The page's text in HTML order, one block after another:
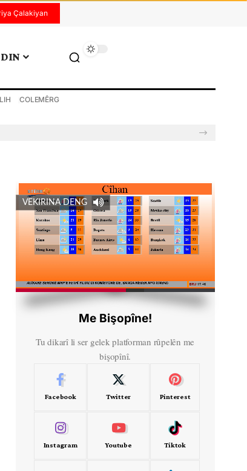
Çalakiyan
COLEMÊRG
VEKIRINA DENG
Me Bişopîne!
Tu dikarî li ser gelek platforman rûpelên me
bişopînî.
Facebook Twitter Pinterest
Instagram Youtube Tiktok